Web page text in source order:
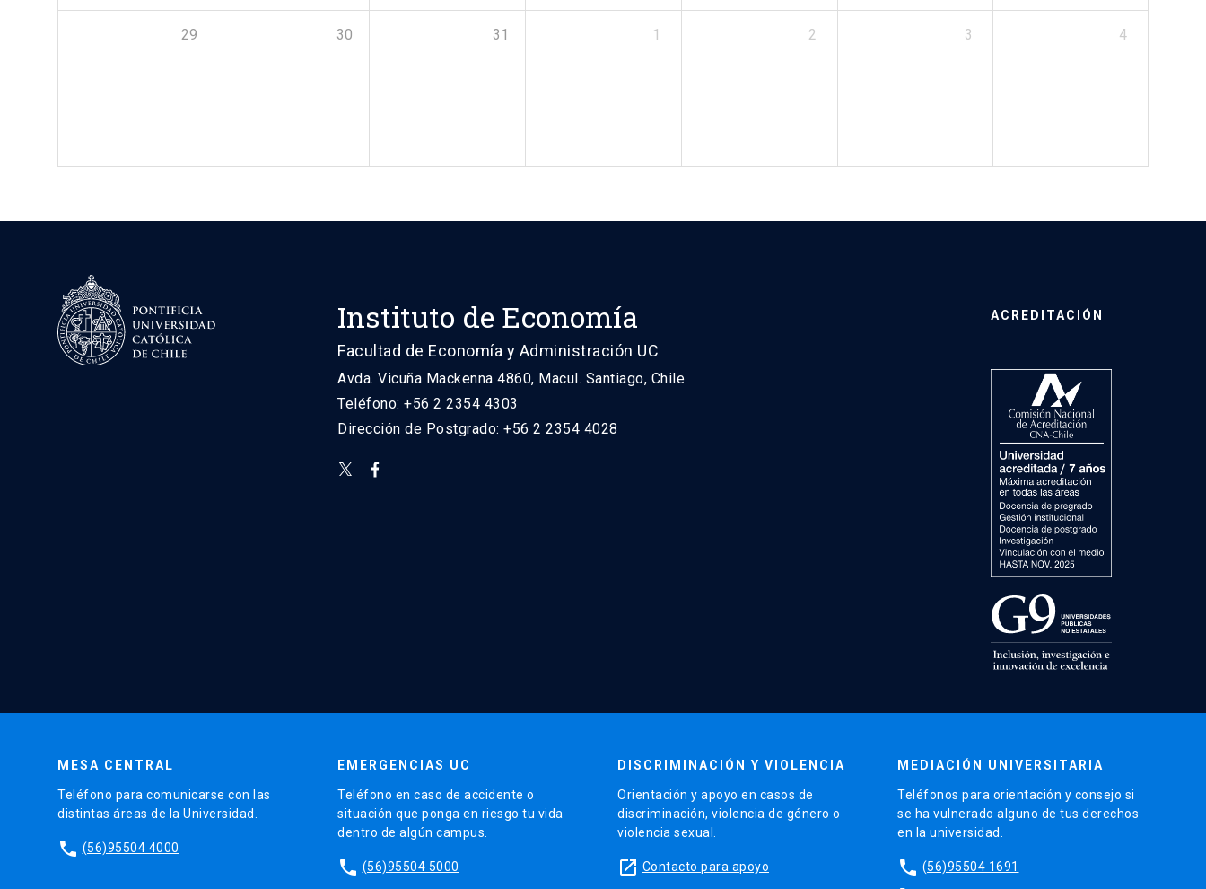
29 30 31 1 2 3 4
Instituto de Economía
Facultad de Economía y Administración UC
Avda. Vicuña Mackenna 4860, Macul. Santiago, Chile
Teléfono: +56 2 2354 4303
Dirección de Postgrado: +56 2 2354 4028
ACREDITACIÓN
MESA CENTRAL
Teléfono para comunicarse con las
distintas áreas de la Universidad.
phone (56)95504 4000
EMERGENCIAS UC
Teléfono en caso de accidente o
situación que ponga en riesgo tu vida
dentro de algún campus.
phone (56)95504 5000
DISCRIMINACIÓN Y VIOLENCIA
Orientación y apoyo en casos de
discriminación, violencia de género o
violencia sexual.
launch Contacto para apoyo
MEDIACIÓN UNIVERSITARIA
Teléfonos para orientación y consejo si
se ha vulnerado alguno de tus derechos
en la universidad.
phone (56)95504 1691